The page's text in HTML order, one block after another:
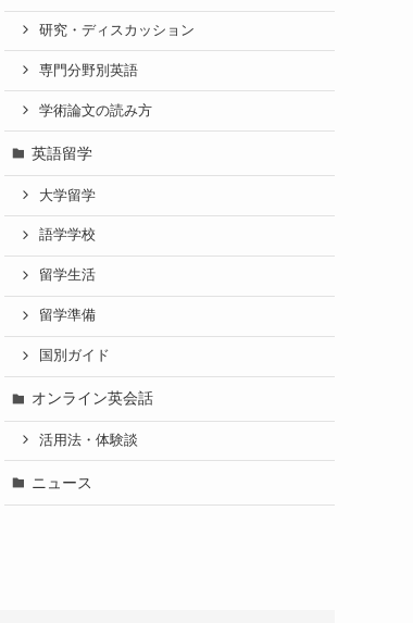
研究・ディスカッション
専門分野別英語
学術論文の読み方
英語留学
大学留学
語学学校
留学生活
留学準備
国別ガイド
オンライン英会話
活用法・体験談
ニュース